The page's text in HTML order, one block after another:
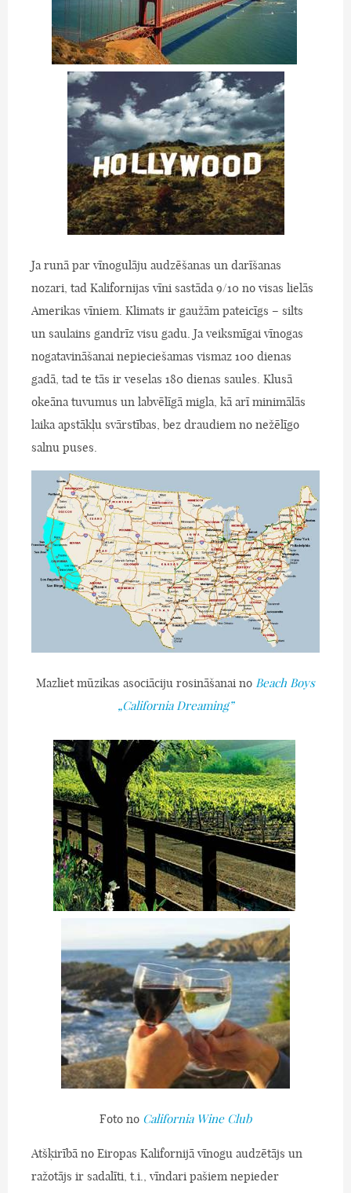
Ja runā par vīnogulāju audzēšanas un darīšanas
nozari, tad Kalifornijas vīni sastāda 9/10 no visas lielās
Amerikas vīniem. Klimats ir gaužām pateicīgs – silts
un saulains gandrīz visu gadu. Ja veiksmīgai vīnogas
nogatavināšanai nepieciešamas vismaz 100 dienas
gadā, tad te tās ir veselas 180 dienas saules. Klusā
okeāna tuvumus un labvēlīgā migla, kā arī minimālās
laika apstākļu svārstības, bez draudiem no nežēlīgo
salnu puses.
Mazliet mūzikas asociāciju rosināšanai no Beach Boys
„California Dreaming”
Foto no California Wine Club
Atšķirībā no Eiropas Kalifornijā vīnogu audzētājs un
ražotājs ir sadalīti, t.i., vīndari pašiem nepieder